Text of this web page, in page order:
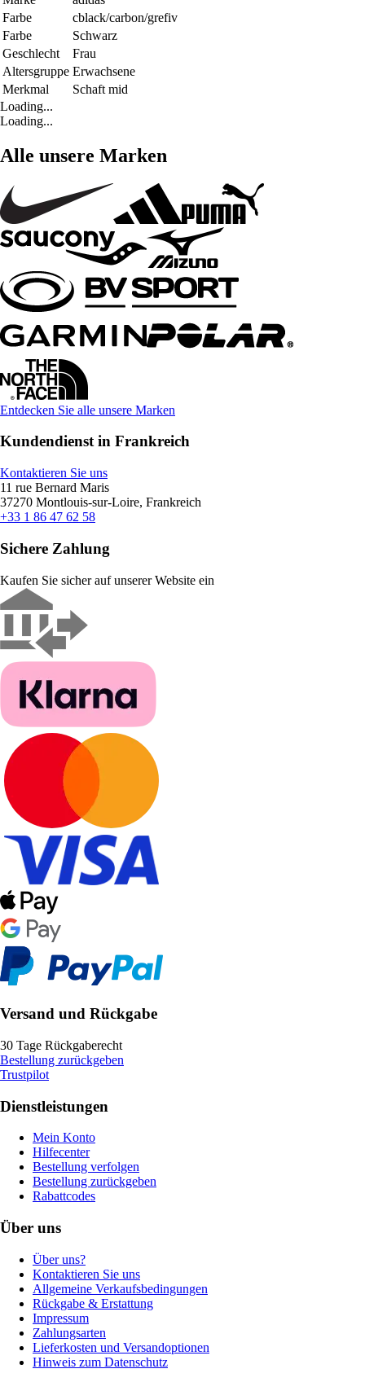
Farbe
cblack/carbon/grefiv
Farbe
Schwarz
Geschlecht
Frau
Altersgruppe Erwachsene
Merkmal
Schaft mid
Loading...
Loading...
Alle unsere Marken
Entdecken Sie alle unsere Marken
Kundendienst in Frankreich
Kontaktieren Sie uns
11 rue Bernard Maris
37270 Montlouis-sur-Loire, Frankreich
+33 1 86 47 62 58
Sichere Zahlung
Kaufen Sie sicher auf unserer Website ein
Versand und Rückgabe
30 Tage Rückgaberecht
Bestellung zurückgeben
Trustpilot
Dienstleistungen
Mein Konto
Hilfecenter
Bestellung verfolgen
Bestellung zurückgeben
Rabattcodes
Über uns
Über uns?
Kontaktieren Sie uns
Allgemeine Verkaufsbedingungen
Rückgabe & Erstattung
Impressum
Zahlungsarten
Lieferkosten und Versandoptionen
Hinweis zum Datenschutz